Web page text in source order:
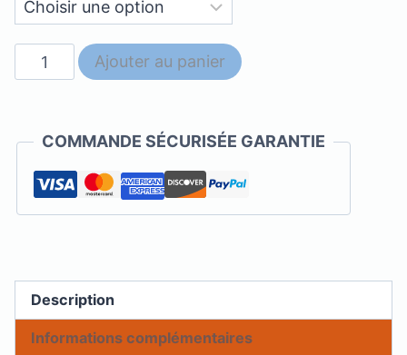
quantité
de
Ajouter au panier
COMMANDE SÉCURISÉE GARANTIE
Description
Informations complémentaires